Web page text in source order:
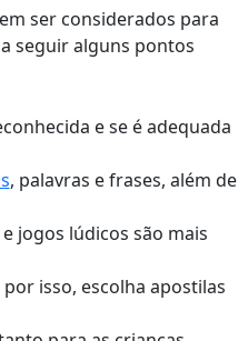
ser considerados para
seguir alguns pontos
e se é adequada
, palavras e frases, além de
jogos lúdicos são mais
isso, escolha apostilas